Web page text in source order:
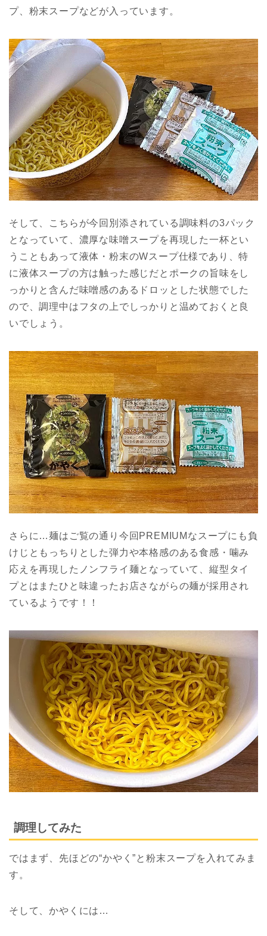
プ、粉末スープなどが入っています。
そして、こちらが今回別添されている調味料の3パック
となっていて、濃厚な味噌スープを再現した一杯とい
うこともあって液体・粉末のWスープ仕様であり、特
に液体スープの方は触った感じだとポークの旨味をし
っかりと含んだ味噌感のあるドロッとした状態でした
ので、調理中はフタの上でしっかりと温めておくと良
いでしょう。
さらに…麺はご覧の通り今回PREMIUMなスープにも負
けじともっちりとした弾力や本格感のある食感・噛み
応えを再現したノンフライ麺となっていて、縦型タイ
プとはまたひと味違ったお店さながらの麺が採用され
ているようです！！
調理してみた
ではまず、先ほどの“かやく”と粉末スープを入れてみま
す。
そして、かやくには…